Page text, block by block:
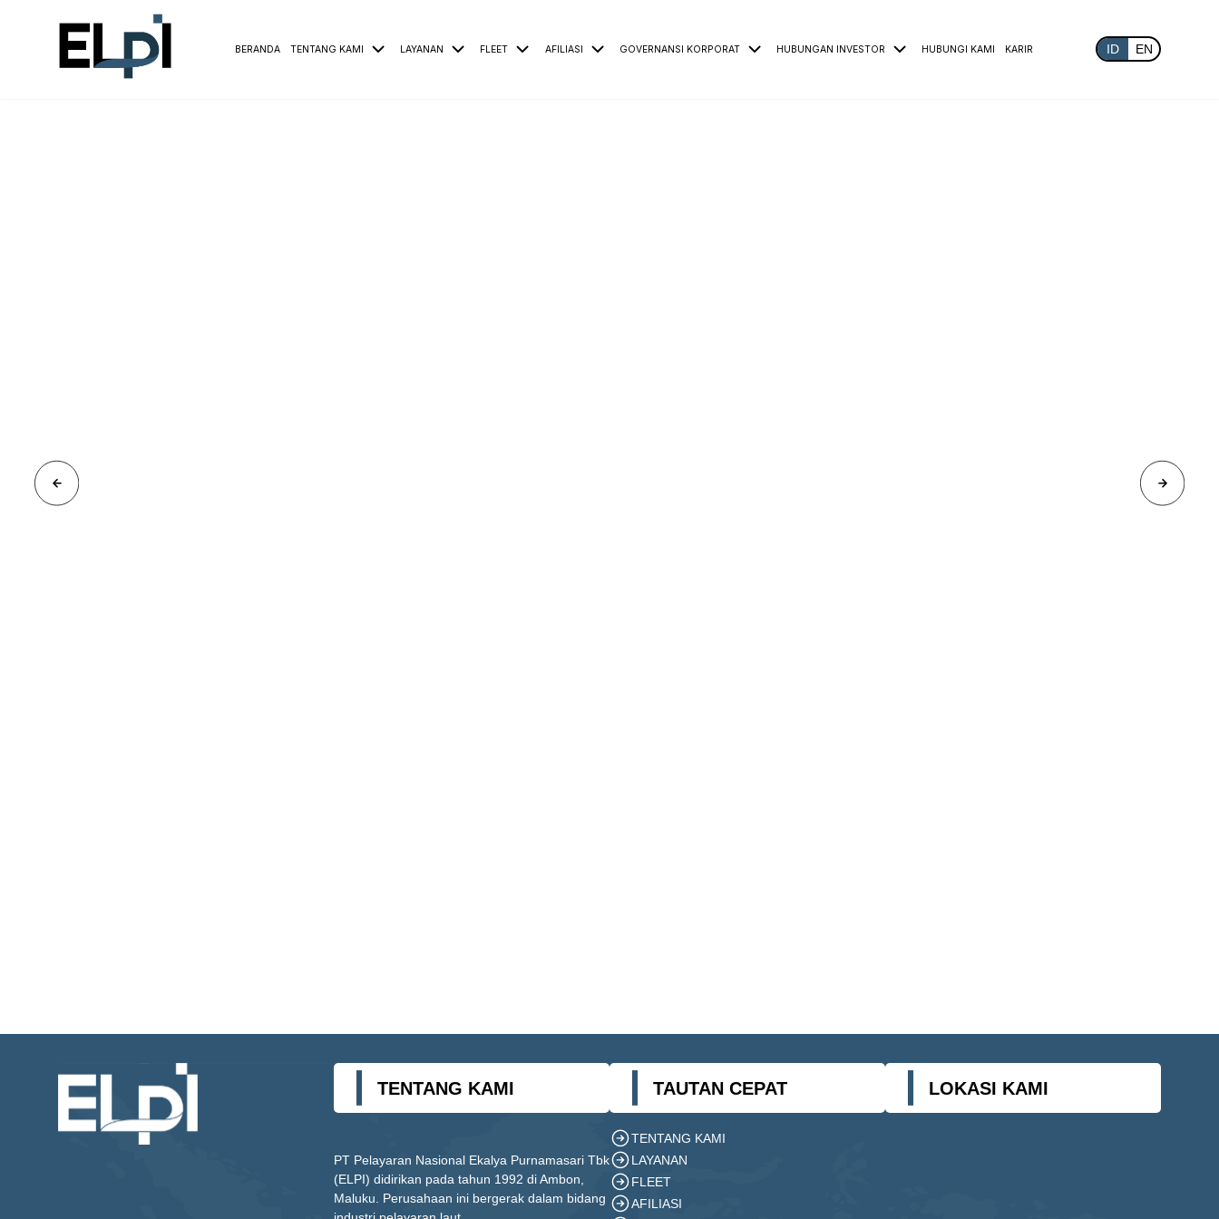
BERANDA TENTANG KAMI LAYANAN FLEET AFILIASI GOVERNANSI KORPORAT HUBUNGAN INVESTOR HUBUNGI KAMI KARIR ID EN
TENTANG KAMI
PT Pelayaran Nasional Ekalya Purnamasari Tbk
(ELPI) didirikan pada tahun 1992 di Ambon,
Maluku. Perusahaan ini bergerak dalam bidang
TAUTAN CEPAT
TENTANG KAMI
LAYANAN
FLEET
AFILIASI
LOKASI KAMI